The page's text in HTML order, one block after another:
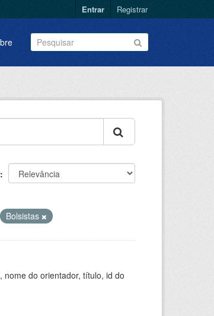
Entrar Registrar
Bolsistas
do orientador, título, id do